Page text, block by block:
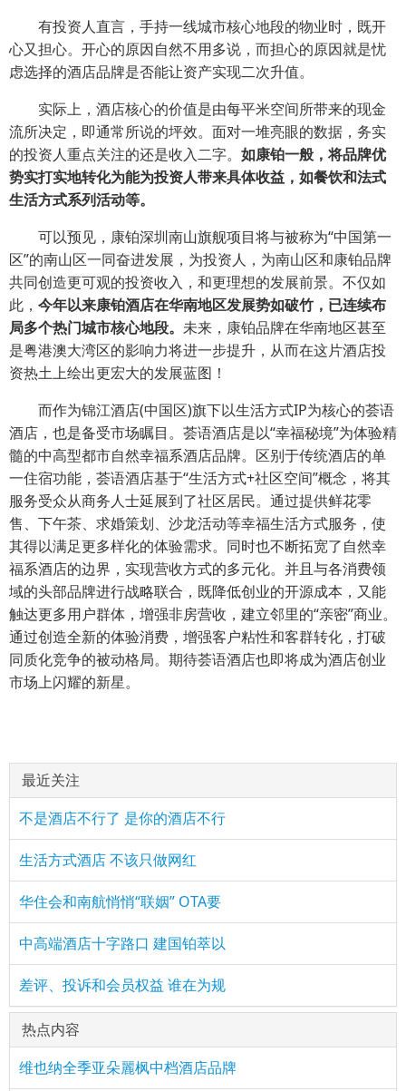
有投资人直言，手持一线城市核心地段的物业时，既开
心又担心。开心的原因自然不用多说，而担心的原因就是忧
虑选择的酒店品牌是否能让资产实现二次升值。
实际上，酒店核心的价值是由每平米空间所带来的现金
流所决定，即通常所说的坪效。面对一堆亮眼的数据，务实
的投资人重点关注的还是收入二字。 如康铂一般，将品牌优
势实打实地转化为能为投资人带来具体收益，如餐饮和法式
生活方式系列活动等。
可以预见，康铂深圳南山旗舰项目将与被称为“中国第一
区”的南山区一同奋进发展，为投资人，为南山区和康铂品牌
共同创造更可观的投资收入，和更理想的发展前景。不仅如
此， 今年以来康铂酒店在华南地区发展势如破竹，已连续布
局多个热门城市核心地段。 未来，康铂品牌在华南地区甚至
是粤港澳大湾区的影响力将进一步提升，从而在这片酒店投
资热土上绘出更宏大的发展蓝图！
而作为锦江酒店(中国区)旗下以生活方式IP为核心的荟语
酒店，也是备受市场瞩目。荟语酒店是以“幸福秘境”为体验精
髓的中高型都市自然幸福系酒店品牌。区别于传统酒店的单
一住宿功能，荟语酒店基于“生活方式+社区空间”概念，将其
服务受众从商务人士延展到了社区居民。通过提供鲜花零
售、下午茶、求婚策划、沙龙活动等幸福生活方式服务，使
其得以满足更多样化的体验需求。同时也不断拓宽了自然幸
福系酒店的边界，实现营收方式的多元化。并且与各消费领
域的头部品牌进行战略联合，既降低创业的开源成本，又能
触达更多用户群体，增强非房营收，建立邻里的“亲密”商业。
通过创造全新的体验消费，增强客户粘性和客群转化，打破
同质化竞争的被动格局。期待荟语酒店也即将成为酒店创业
市场上闪耀的新星。
最近关注
不是酒店不行了 是你的酒店不行
生活方式酒店 不该只做网红
华住会和南航悄悄“联姻” OTA要
中高端酒店十字路口 建国铂萃以
差评、投诉和会员权益 谁在为规
热点内容
维也纳全季亚朵麗枫中档酒店品牌